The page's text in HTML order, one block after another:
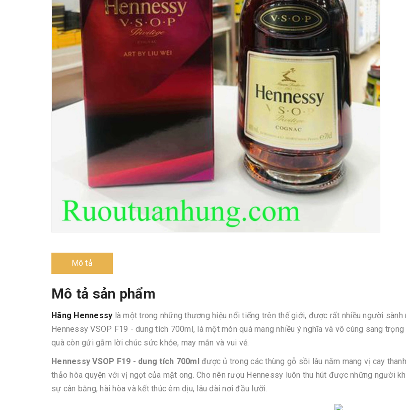
Mô tả
Mô tả sản phẩm
Hãng Hennessy là một trong những thương hiệu nổi tiếng trên thế giới, được rất nhiều người
Hennessy VSOP F19 - dung tích 700ml, là một món quà mang nhiều ý nghĩa và vô cùng sang
quà còn gửi gắm lời chúc sức khỏe, may mắn và vui vẻ.
Hennessy VSOP F19 - dung tích 700ml được ủ trong các thùng gỗ sồi lâu năm mang vị cay
thảo hòa quyện với vị ngọt của mật ong. Cho nên rượu Hennessy luôn thu hút được những người
sự cân bằng, hài hòa và kết thúc êm dịu, lâu dài nơi đầu lưỡi.